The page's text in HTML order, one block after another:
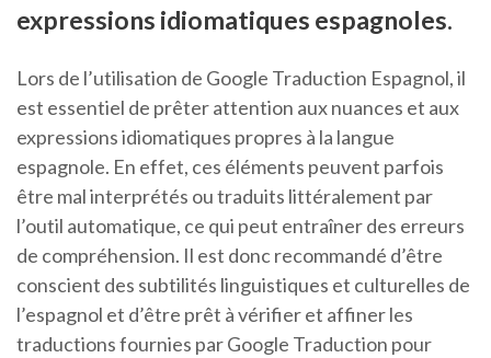
expressions idiomatiques espagnoles.
Lors de l’utilisation de Google Traduction Espagnol, il
est essentiel de prêter attention aux nuances et aux
expressions idiomatiques propres à la langue
espagnole. En effet, ces éléments peuvent parfois
être mal interprétés ou traduits littéralement par
l’outil automatique, ce qui peut entraîner des erreurs
de compréhension. Il est donc recommandé d’être
conscient des subtilités linguistiques et culturelles de
l’espagnol et d’être prêt à vérifier et affiner les
traductions fournies par Google Traduction pour